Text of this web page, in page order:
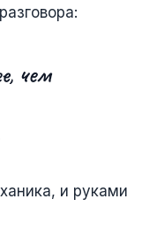
чем
и руками